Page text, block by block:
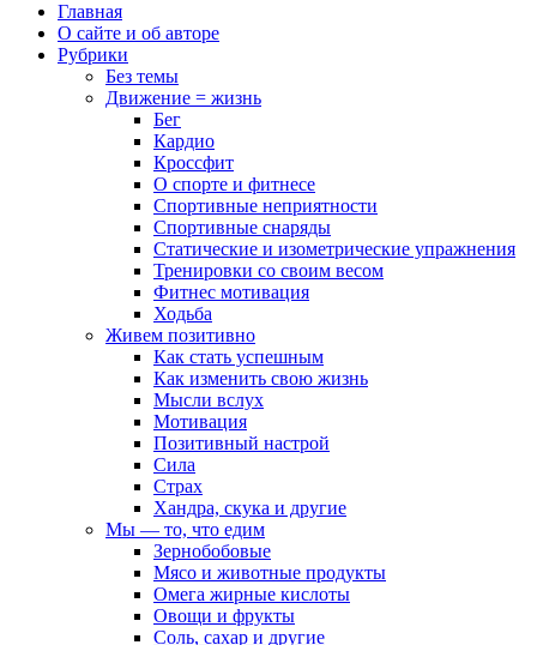
Главная
О сайте и об авторе
Рубрики
Без темы
Движение = жизнь
Бег
Кардио
Кроссфит
О спорте и фитнесе
Спортивные неприятности
Спортивные снаряды
Статические и изометрические упражнения
Тренировки со своим весом
Фитнес мотивация
Ходьба
Живем позитивно
Как стать успешным
Как изменить свою жизнь
Мысли вслух
Мотивация
Позитивный настрой
Сила
Страх
Хандра, скука и другие
Мы — то, что едим
Зернобобовые
Мясо и животные продукты
Омега жирные кислоты
Овощи и фрукты
Соль, сахар и другие